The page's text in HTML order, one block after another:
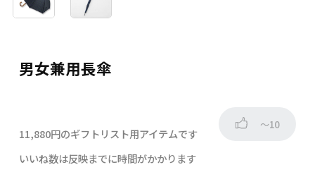
男女兼用長傘
11,880円のギフトリスト用アイテムです
～10
いいね数は反映までに時間がかかります